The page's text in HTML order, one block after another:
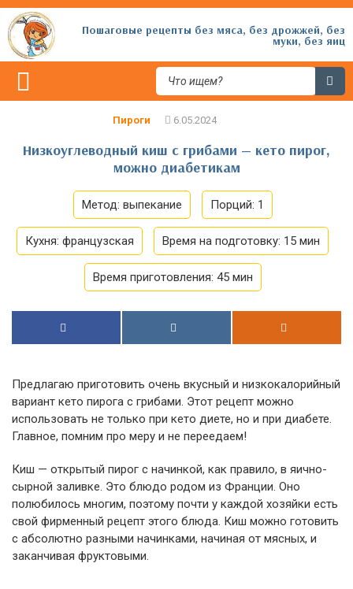
Пошаговые рецепты без мяса, без дрожжей, без
муки, без яиц
Пироги
Низкоуглеводный киш с грибами — кето пирог,
можно диабетикам
Метод: выпекание Порций: 1
Кухня: французская Время на подготовку: 15 мин
Время приготовления: 45 мин
Предлагаю приготовить очень вкусный и низкокалорийный
вариант кето пирога с грибами. Этот рецепт можно
использовать не только при кето диете, но и при диабете.
Главное, помним про меру и не переедаем!
Киш — открытый пирог с начинкой, как правило, в яично-
сырной заливке. Это блюдо родом из Франции. Оно
полюбилось многим, поэтому почти у каждой хозяйки есть
свой фирменный рецепт этого блюда. Киш можно готовить
с абсолютно разными начинками, начиная от мясных, и
заканчивая фруктовыми.